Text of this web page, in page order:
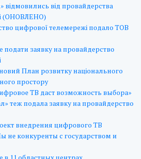
відмовились від провайдерства
(ОНОВЛЕНО)
цифрової телемережі подало ТОВ
заявку на провайдерство
План розвитку національного
простору
ТВ даст возможность выбора»
теж подала заявку на провайдерство
внедрения цифрового ТВ
не конкуренты с государством и